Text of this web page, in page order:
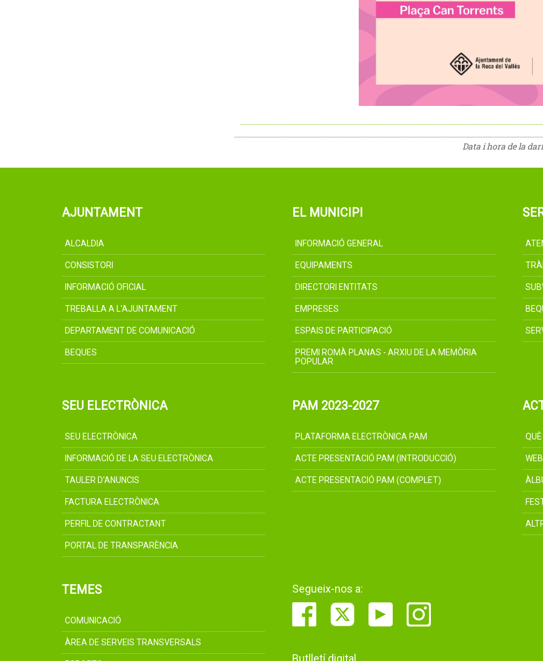
Data i hora de la
AJUNTAMENT
ALCALDIA
CONSISTORI
INFORMACIÓ OFICIAL
TREBALLA A L'AJUNTAMENT
DEPARTAMENT DE COMUNICACIÓ
BEQUES
EL MUNICIPI
INFORMACIÓ GENERAL
EQUIPAMENTS
DIRECTORI ENTITATS
EMPRESES
ESPAIS DE PARTICIPACIÓ
PREMI ROMÀ PLANAS - ARXIU DE LA MEMÒRIA
POPULAR
SEU ELECTRÒNICA
SEU ELECTRÒNICA
INFORMACIÓ DE LA SEU ELECTRÒNICA
TAULER D'ANUNCIS
FACTURA ELECTRÒNICA
PERFIL DE CONTRACTANT
PORTAL DE TRANSPARÈNCIA
PAM 2023-2027
PLATAFORMA ELECTRÒNICA PAM
ACTE PRESENTACIÓ PAM (INTRODUCCIÓ)
ACTE PRESENTACIÓ PAM (COMPLET)
TEMES
COMUNICACIÓ
ÀREA DE SERVEIS TRANSVERSALS
Segueix-nos a:
Butlletí digital